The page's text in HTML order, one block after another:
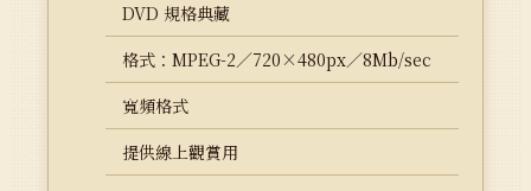
DVD 規格典藏
格式：MPEG-2／720×480px／8Mb/sec
寬頻格式
提供線上觀賞用